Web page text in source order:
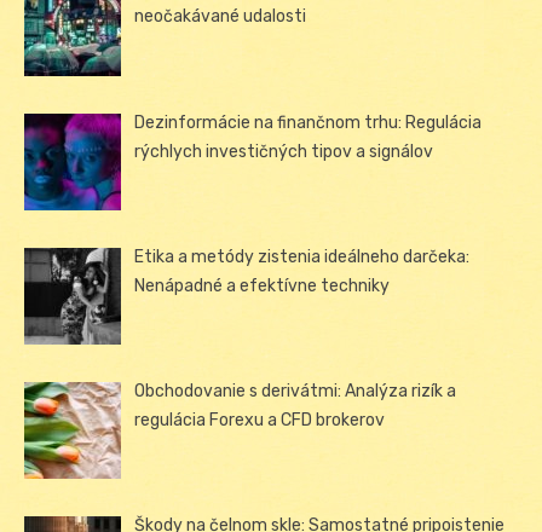
neočakávané udalosti
Dezinformácie na finančnom trhu: Regulácia
rýchlych investičných tipov a signálov
Etika a metódy zistenia ideálneho darčeka:
Nenápadné a efektívne techniky
Obchodovanie s derivátmi: Analýza rizík a
regulácia Forexu a CFD brokerov
Škody na čelnom skle: Samostatné pripoistenie